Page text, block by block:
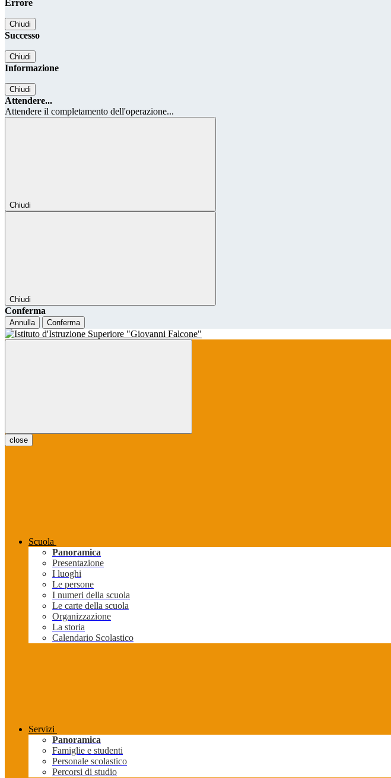
Errore
Chiudi
Successo
Chiudi
Informazione
Chiudi
Attendere...
Attendere il completamento dell'operazione...
Chiudi
Chiudi
Conferma
Annulla Conferma
close
Scuola
Panoramica
Presentazione
I luoghi
Le persone
I numeri della scuola
Le carte della scuola
Organizzazione
La storia
Calendario Scolastico
Servizi
Panoramica
Famiglie e studenti
Personale scolastico
Percorsi di studio